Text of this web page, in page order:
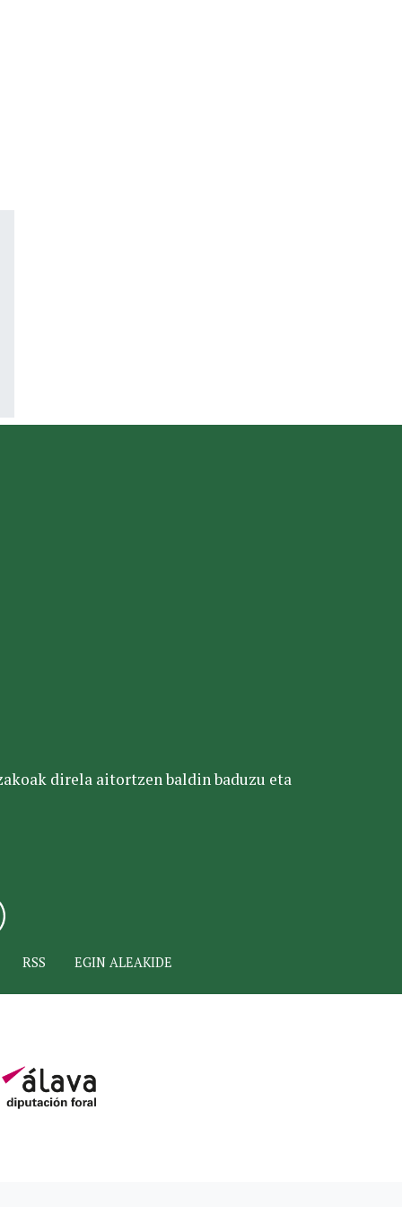
direla aitortzen baldin baduzu eta
RSS EGIN ALEAKIDE